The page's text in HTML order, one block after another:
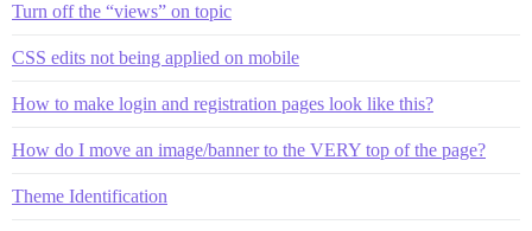
Turn off the “views” on topic
CSS edits not being applied on mobile
How to make login and registration pages look like this?
How do I move an image/banner to the VERY top of the page?
Theme Identification